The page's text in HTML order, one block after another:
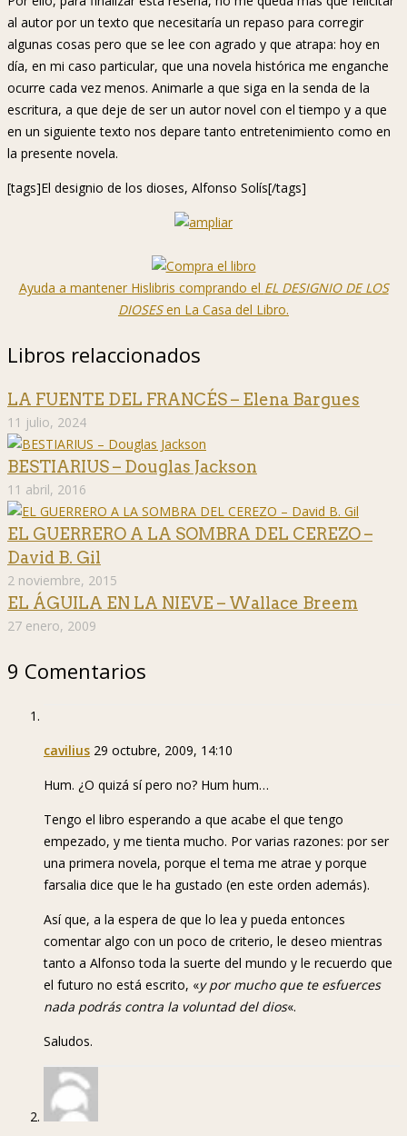
al autor por un texto que necesitaría un repaso para corregir
algunas cosas pero que se lee con agrado y que atrapa: hoy en
día, en mi caso particular, que una novela histórica me enganche
ocurre cada vez menos. Animarle a que siga en la senda de la
escritura, a que deje de ser un autor novel con el tiempo y a que
en un siguiente texto nos depare tanto entretenimiento como en
la presente novela.
[tags]El designio de los dioses, Alfonso Solís[/tags]
Ayuda a mantener Hislibris comprando el EL DESIGNIO DE LOS
DIOSESen La Casa del Libro.
Libros relaccionados
LA FUENTE DEL FRANCÉS – Elena Bargues
11 julio, 2024
BESTIARIUS – Douglas Jackson
11 abril, 2016
EL GUERRERO A LA SOMBRA DEL CEREZO –
David B. Gil
2 noviembre, 2015
EL ÁGUILA EN LA NIEVE – Wallace Breem
27 enero, 2009
9 Comentarios
cavilius 29 octubre, 2009, 14:10
Hum. ¿O quizá sí pero no? Hum hum…
Tengo el libro esperando a que acabe el que tengo
empezado, y me tienta mucho. Por varias razones: por ser
una primera novela, porque el tema me atrae y porque
farsalia dice que le ha gustado (en este orden además).
Así que, a la espera de que lo lea y pueda entonces
comentar algo con un poco de criterio, le deseo mientras
tanto a Alfonso toda la suerte del mundo y le recuerdo que
el futuro no está escrito, «y por mucho que te esfuerces
nada podrás contra la voluntad del dios«.
Saludos.